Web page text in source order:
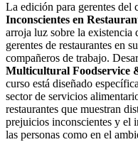
La edición para gerentes del
Inconscientes en
arroja luz sobre la existencia
gerentes de restaurantes en
compañeros de trabajo.
Multicultural Foodservice
curso está diseñado
sector de servicios
restaurantes que muestran
prejuicios inconscientes y el
las personas como en el